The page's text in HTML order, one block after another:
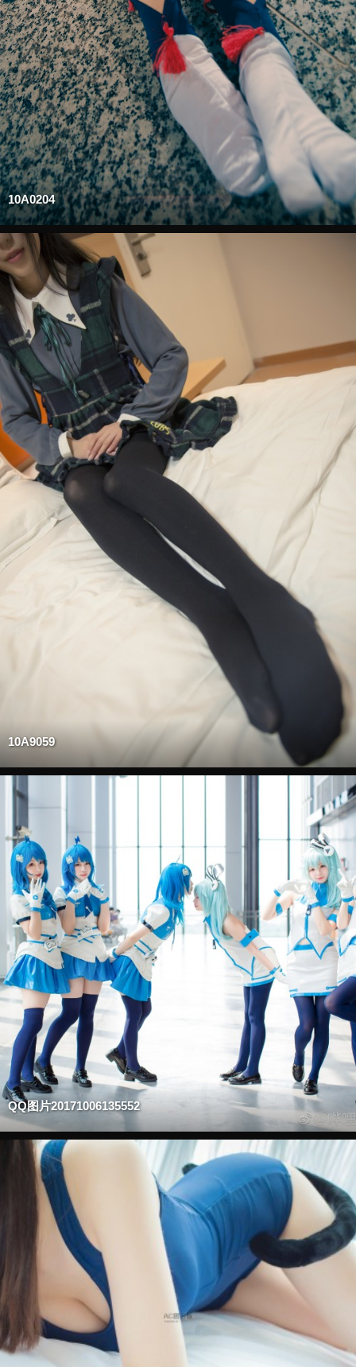
10A0204
10A9059
QQ图片20171006135552